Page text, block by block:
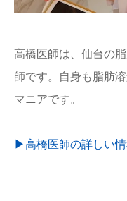
高橋医師は、仙台の
師です。自身も脂肪
マニアです。
▶︎高橋医師の詳しい